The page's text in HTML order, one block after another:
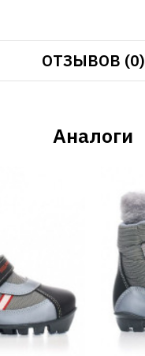
ОТЗЫВОВ (0)
Аналоги